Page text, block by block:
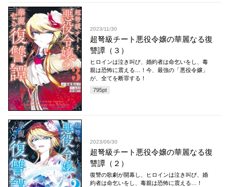
2023/11/30
超弩級チート悪役令嬢の華麗なる復
讐譚（３）
ヒロインは泣き叫び、婚約者は命乞いをし、毒
親は恐怖に震える…！今、最強の「悪役令嬢」
が、全てを断罪する！
795pt
2023/06/30
超弩級チート悪役令嬢の華麗なる復
讐譚（２）
復讐の歌劇が開幕し、ヒロインは泣き叫び、婚
約者は命乞いをし、毒親は恐怖に震える…！